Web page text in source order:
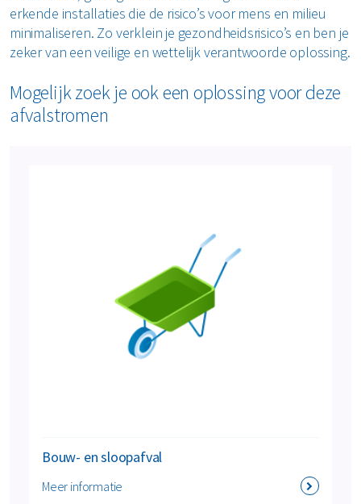
erkende installaties die de risico’s voor mens en milieu
minimaliseren. Zo verklein je gezondheidsrisico’s en ben je
zeker van een veilige en wettelijk verantwoorde oplossing.
Mogelijk zoek je ook een oplossing voor deze
afvalstromen
Bouw- en sloopafval
Meer informatie